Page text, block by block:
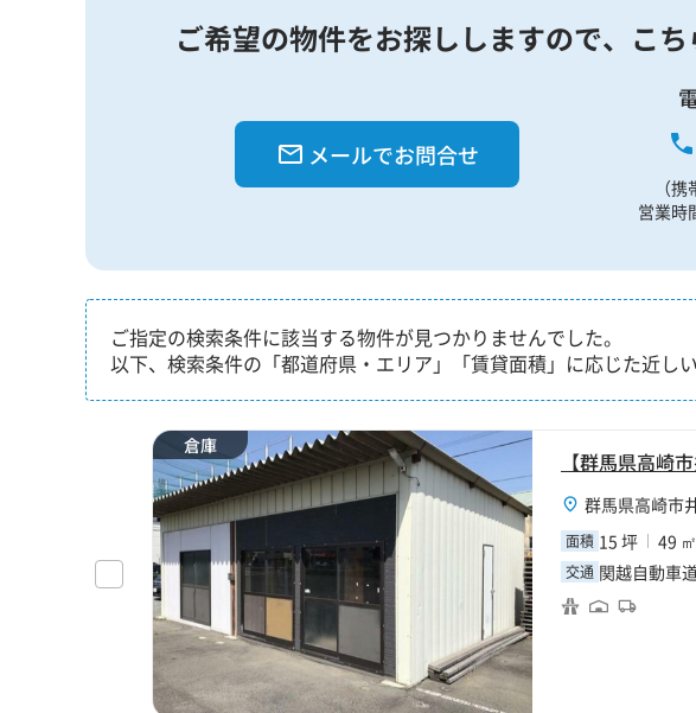
ご希望の物件をお探ししますので、 こ
メールでお問合せ
（
営業時
ご指定の検索条件に該当する物件が見つかりませんでした。
以下、検索条件の「都道府県・エリア」「賃貸面積」に応じた近し
倉庫
【群馬県高崎
群馬県高崎市
面積 15 坪 49 ㎡
交通 関越自動車